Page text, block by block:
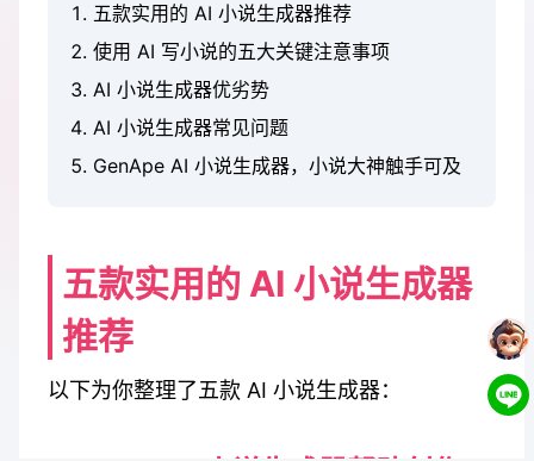
五款实用的 AI 小说生成器推荐
使用 AI 写小说的五大关键注意事项
AI 小说生成器优劣势
AI 小说生成器常见问题
GenApe AI 小说生成器，小说大神触手可及
五款实用的 AI 小说生成器
推荐
以下为你整理了五款 AI 小说生成器：